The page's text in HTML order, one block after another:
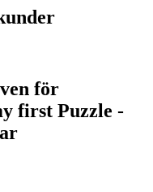
för
first Puzzle -